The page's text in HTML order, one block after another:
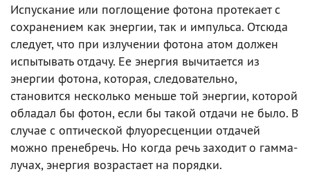
Испускание или поглощение фотона протекает с
сохранением как энергии, так и импульса. Отсюда
следует, что при излучении фотона атом должен
испытывать отдачу. Ее энергия вычитается из
энергии фотона, которая, следовательно,
становится несколько меньше той энергии, которой
обладал бы фотон, если бы такой отдачи не было. В
случае с оптической флуоресценции отдачей
можно пренебречь. Но когда речь заходит о гамма-
лучах, энергия возрастает на порядки.